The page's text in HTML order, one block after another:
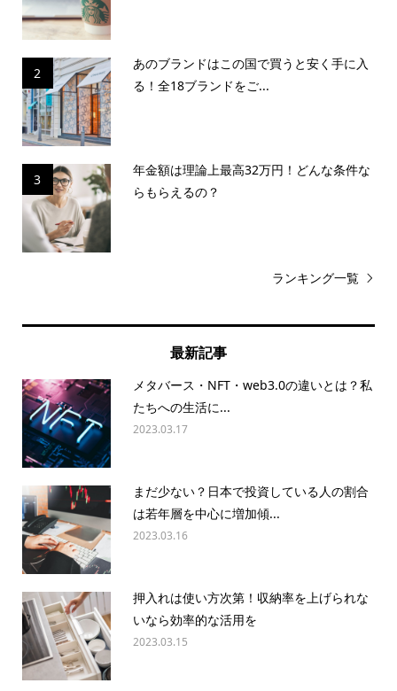
2
あのブランドはこの国で買うと安く手に入
る！全18ブランドをご...
3
年金額は理論上最高32万円！どんな条件な
らもらえるの？
ランキング一覧
最新記事
メタバース・NFT・web3.0の違いとは？私
たちへの生活に...
2023.03.17
まだ少ない？日本で投資している人の割合
は若年層を中心に増加傾...
2023.03.16
押入れは使い方次第！収納率を上げられな
いなら効率的な活用を
2023.03.15